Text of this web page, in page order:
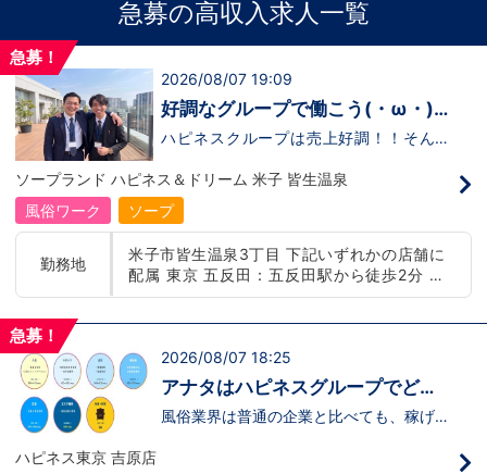
急募の高収入求人一覧
急募！
2026/08/07 19:09
好調なグループで働こう(・ω・)
ノ
ハピネスクループは売上好調！！そんな
ございます。では！好調なハピネスグルー
プで働く利点とは！？新しいお店がまた増
える予定なので役職ポストに空き枠有！！
つまり・・・ハピネスグループの中でも、
いるんです。こ、これは…(ﾟДﾟ;)「今」入
社するべきじゃないですか！？！？のし上
がりたいなら、このビッグチャンス見逃さ
プで上を目指しませんか？？当グループは
第でいくらでも店長や幹部枠への昇格が可
能なんです！力のある方には必要な席をし
っかりご用意できる環境ですのでご安心く
ださい。実際に入社後、最短で8ヶ月で店
ソープランド ハピネス＆ドリーム 米子 皆生温泉
風俗ワーク
ソープ
勤務地
米子市皆生温泉3丁目 下記いずれかの店舗に
配属 東京 五反田：五反田駅から徒歩2分 池
袋：池袋駅西口から徒歩2分 吉原：三ノ輪駅
海道 札幌：すすきの駅から徒歩5分 中国・四
国 鳥取：米子市皆生温泉 愛媛：松山道後温泉
九州・沖縄 福岡：中洲川端駅から徒歩8分 沖
縄：那覇市※出店準備中 他にも続々出店予定
おります
急募！
2026/08/07 18:25
アナタはハピネスグループでどん
な未来を描きますか？
風俗業界は普通の企業と比べても、稼げる
ハピネス東京 吉原店